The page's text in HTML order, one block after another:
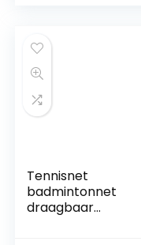
Tennisnet
badmintonnet
draagbaar